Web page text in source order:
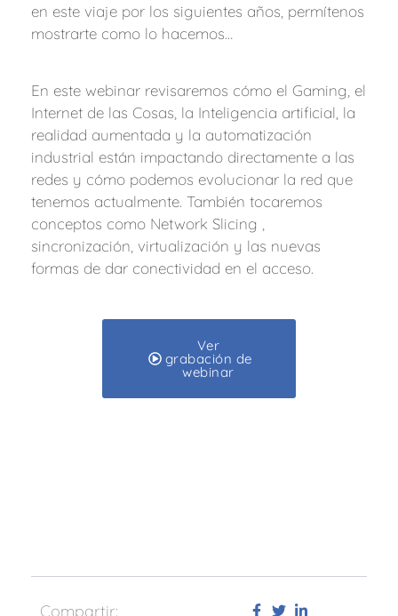
en este viaje por los siguientes años, permítenos
mostrarte como lo hacemos…
En este webinar revisaremos cómo el Gaming, el
Internet de las Cosas, la Inteligencia artificial, la
realidad aumentada y la automatización
industrial están impactando directamente a las
redes y cómo podemos evolucionar la red que
tenemos actualmente. También tocaremos
conceptos como Network Slicing ,
sincronización, virtualización y las nuevas
formas de dar conectividad en el acceso.
Ver
grabación de
webinar
Compartir: